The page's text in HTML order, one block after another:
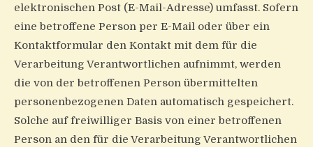
elektronischen Post (E-Mail-Adresse) umfasst. Sofern
eine betroffene Person per E-Mail oder über ein
Kontaktformular den Kontakt mit dem für die
Verarbeitung Verantwortlichen aufnimmt, werden
die von der betroffenen Person übermittelten
personenbezogenen Daten automatisch gespeichert.
Solche auf freiwilliger Basis von einer betroffenen
Person an den für die Verarbeitung Verantwortlichen